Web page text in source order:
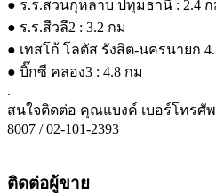
● ร.ร.สวนกุหลาบ ปทุมธานี : 2.4 ก
● ร.ร.สีวลี2 : 3.2 กม
● เทสโก้ โลตัส รังสิต-นครนายก
● บิ๊กซี คลอง3 : 4.8 กม
.
สนใจติดต่อ คุณแบงค์ เบอร์โทรศัพท์
8007 / 02-101-2393
ติดต่อผู้ขาย